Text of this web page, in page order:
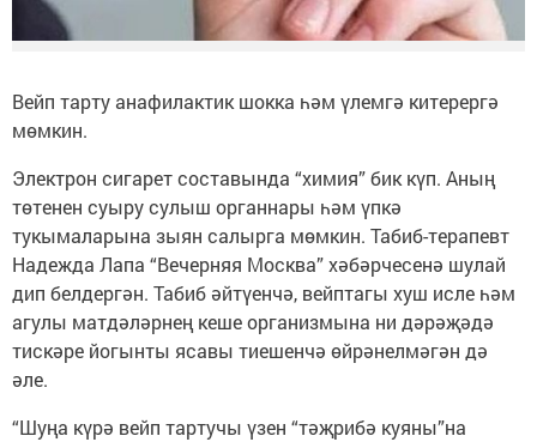
Вейп тарту анафилактик шокка һәм үлемгә китерергә
мөмкин.
Электрон сигарет составында “химия” бик күп. Аның
төтенен суыру сулыш органнары һәм үпкә
тукымаларына зыян салырга мөмкин. Табиб-терапевт
Надежда Лапа “Вечерняя Москва” хәбәрчесенә шулай
дип белдергән. Табиб әйтүенчә, вейптагы хуш исле һәм
агулы матдәләрнең кеше организмына ни дәрәҗәдә
тискәре йогынты ясавы тиешенчә өйрәнелмәгән дә
әле.
“Шуңа күрә вейп тартучы үзен “тәҗрибә куяны”на